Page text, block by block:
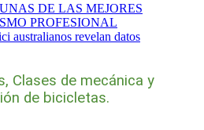
DE LAS MEJORES
PROFESIONAL
australianos revelan datos
Clases de mecánica y
de bicicletas.